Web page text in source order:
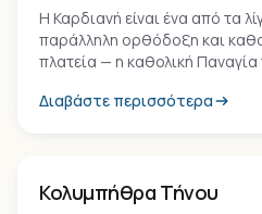
Η Καρδιανή είναι ένα από τα
παράλληλη ορθόδοξη και
πλατεία — η καθολική
ορθόδοξη Αγία Τριάδα.
Διαβάστε περισσότερα
Κολυμπήθρα Τήνου